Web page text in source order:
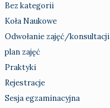
Bez kategorii
Koła Naukowe
Odwołanie zajęć/konsultacji
plan zajęć
Praktyki
Rejestracje
Sesja egzaminacyjna